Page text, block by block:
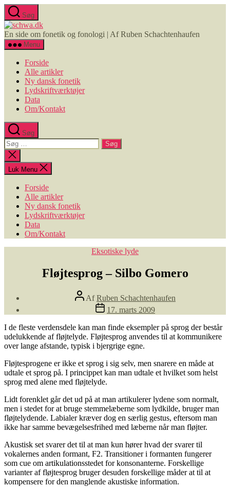
Spring
til
indholdet
Søg
schwa.dk
En side om fonetik og fonologi | Af Ruben Schachtenhaufen
Menu
Forside
Alle artikler
Ny dansk fonetik
Lydskriftværktøjer
Data
Om/Kontakt
Søg
Søg
efter:
Luk
søgning
Luk Menu
Forside
Alle artikler
Ny dansk fonetik
Lydskriftværktøjer
Data
Om/Kontakt
Kategorier
Eksotiske lyde
Fløjtesprog – Silbo Gomero
Indlægsforfatter
AfRuben Schachtenhaufen
Indlægsdato
17. marts 2009
I de fleste verdensdele kan man finde eksempler på sprog der består
udelukkende af fløjtelyde. Fløjtesprog anvendes til at kommunikere
over lange afstande, typisk i bjergrige egne.
Fløjtesprogene er ikke et sprog i sig selv, men snarere en måde at
udtale et sprog på. I princippet kan man udtale et hvilket som helst
sprog med alene med fløjtelyde.
Lidt forenklet går det ud på at man artikulerer lydene som normalt,
men i stedet for at bruge stemmelæberne som lydkilde, bruger man
fløjtelydende. Labialer kræver dog en særlig gestus, eftersom man
ikke har samme bevægelsesfrihed med læberne når man fløjter.
Akustisk set svarer det til at man kun hører hvad der svarer til
vokalernes anden formant, F2. Transitioner i formanten fungerer
som cue om artikulationsstedet for konsonanterne. Forskellige
varianter af fløjtesprog bruger desuden forskellige måder at til at
kompensere for den manglende akustiske information.